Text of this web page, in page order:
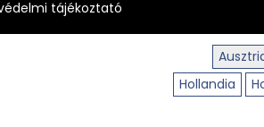
tájékoztató
Hollandia